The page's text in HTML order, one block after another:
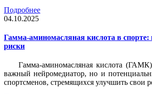
Подробнее
04.10.2025
Гамма-аминомасляная кислота в спорте:
риски
Гамма-аминомасляная кислота
важный нейромедиатор, но и
спортсменов, стремящихся улучшить свои